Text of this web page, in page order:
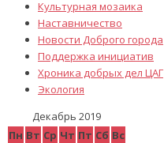
Культурная мозаика
Наставничество
Новости Доброго города
Поддержка инициатив
Хроника добрых дел ЦАГ
Экология
Декабрь 2019
Пн Вт Ср Чт Пт Сб Вс